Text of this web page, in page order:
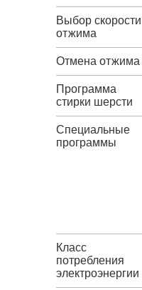
Выбор скорости
отжима
Отмена отжима
Программа
стирки шерсти
Специальные
программы
Класс
потребления
электроэнергии